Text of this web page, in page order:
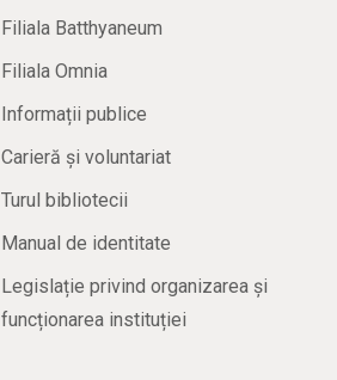
Filiala Batthyaneum
Filiala Omnia
Informații publice
Carieră și voluntariat
Turul bibliotecii
Manual de identitate
Legislație privind organizarea și
funcționarea instituției